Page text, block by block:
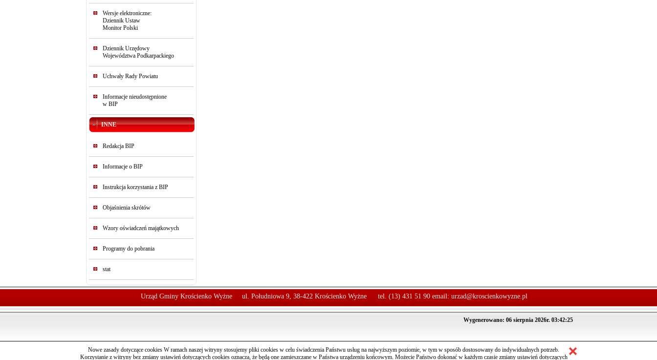
Wersje elektroniczne:
Dziennik Ustaw
Monitor Polski
Dziennik Urzędowy
Województwa Podkarpackiego
Uchwały Rady Powiatu
Informacje nieudostępnione
w BIP
INNE
Redakcja BIP
Informacje o BIP
Instrukcja korzystania z BIP
Objaśnienia skrótów
Wzory oświadczeń majątkowych
Programy do pobrania
stat
Urząd Gminy Krościenko Wyżne ul. Południowa 9, 38-422 Krościenko Wyżne tel. (13) 431 51 90 email: urzad@kroscienkowyzne.pl
Wygenerowano: 06 sierpnia 2026r. 03:42:25
Nowe zasady dotyczące cookies W ramach naszej witryny stosujemy pliki cookies w celu świadczenia Państwu usług na najwyższym poziomie, w tym w sposób dostosowany do indywidualnych potrzeb.
Korzystanie z witryny bez zmiany ustawień dotyczących cookies oznacza, że będą one zamieszczane w Państwa urządzeniu końcowym. Możecie Państwo dokonać w każdym czasie zmiany ustawień dotyczących